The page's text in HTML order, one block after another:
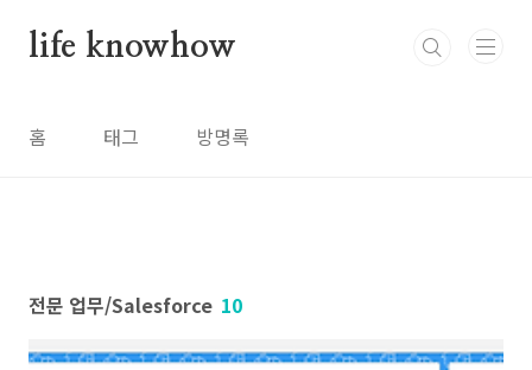
life knowhow
홈 태그 방명록
전문 업무/Salesforce 10